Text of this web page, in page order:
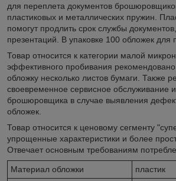
для переплета документов
пластиковых и металлических пружин.
помогут продлить срок службы
презентаций. В упаковке 100 обложек для
Товар относится к категории малой
эффективного пробивания
обложку несколько листов бумаги. Также
своевременное сервисное обслуживание
брошюровщика в случае выявления
обложек.
Товар относится к ценовому сегменту
упрощенные характеристики и более
Отвечает основным требованиям
Материал обложки
пластик